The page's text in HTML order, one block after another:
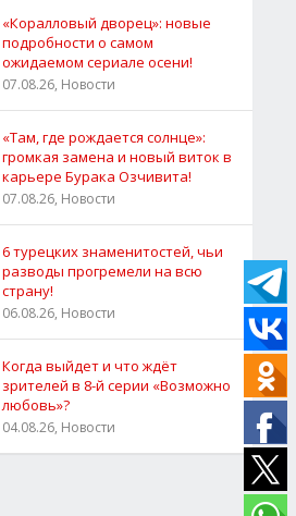
«Коралловый дворец»: новые
подробности о самом
ожидаемом сериале осени!
07.08.26, Новости
«Там, где рождается солнце»:
громкая замена и новый виток в
карьере Бурака Озчивита!
07.08.26, Новости
6 турецких знаменитостей, чьи
разводы прогремели на всю
страну!
06.08.26, Новости
Когда выйдет и что ждёт
зрителей в 8-й серии «Возможно
любовь»?
04.08.26, Новости